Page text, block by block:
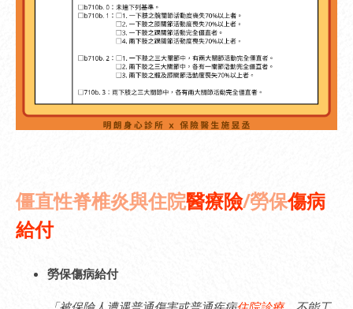
僵直性脊椎炎與住院醫療險/勞保傷病
給付
勞保傷病給付